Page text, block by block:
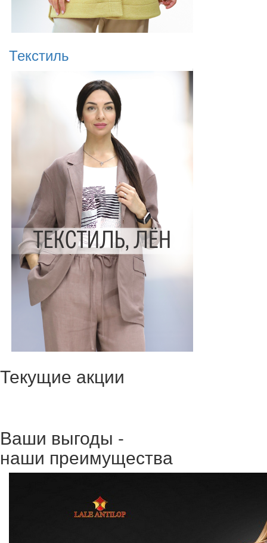
Текстиль
Текущие акции
Ваши выгоды -
наши преимущества